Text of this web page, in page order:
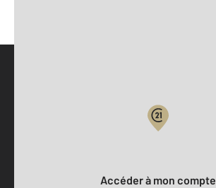
Accéder à mon compte